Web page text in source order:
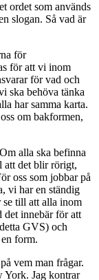
ordet som används
slogan. Så vad är
för
för att vi inom
för vad och
ska behöva tänka
har samma karta.
om bakformen,
alla ska befinna
att det blir rörigt,
oss som jobbar på
vi har en ständig
se till att alla inom
det innebär för att
GVS) och
form.
vem man frågar.
York. Jag kontrar